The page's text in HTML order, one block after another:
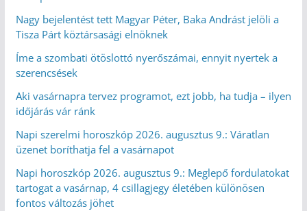
Nagy bejelentést tett Magyar Péter, Baka Andrást jelöli a
Tisza Párt köztársasági elnöknek
Íme a szombati ötöslottó nyerőszámai, ennyit nyertek a
szerencsések
Aki vasárnapra tervez programot, ezt jobb, ha tudja – ilyen
időjárás vár ránk
Napi szerelmi horoszkóp 2026. augusztus 9.: Váratlan
üzenet boríthatja fel a vasárnapot
Napi horoszkóp 2026. augusztus 9.: Meglepő fordulatokat
tartogat a vasárnap, 4 csillagjegy életében különösen
fontos változás jöhet